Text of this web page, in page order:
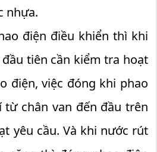
nhựa.
điện điều khiển thì khi
tiên cần kiểm tra hoạt
điện, việc đóng khi phao
chân van đến đầu trên
yêu cầu. Và khi nước rút